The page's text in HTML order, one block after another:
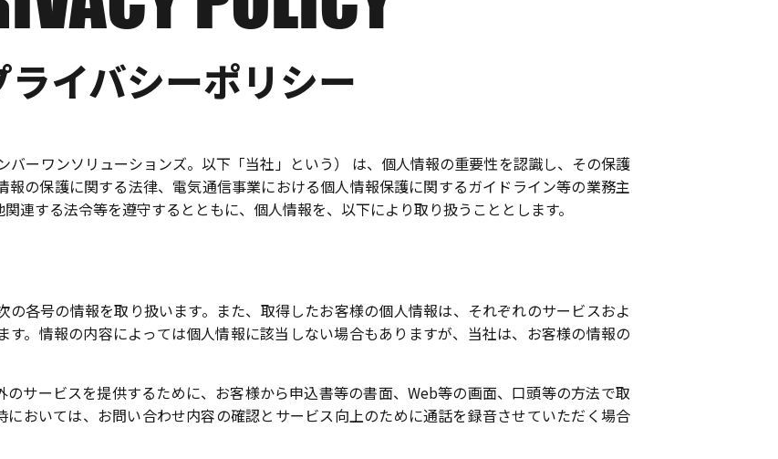
ライバシーポリシー
バーワンソリューションズ。以下「当社」という） は、個人情報の重要性を認識し、その保護
の保護に関する法律、電気通信事業における個人情報保護に関するガイドライン等の業務主
連する法令等を遵守するとともに、個人情報を、以下により取り扱うこととします。
各号の情報を取り扱います。また、取得したお客様の個人情報は、それぞれのサービスおよ
。情報の内容によっては個人情報に該当しない場合もありますが、当社は、お客様の情報の
サービスを提供するために、お客様から申込書等の書面、Web等の画面、口頭等の方法で取
おいては、お問い合わせ内容の確認とサービス向上のために通話を録音させていただく場合